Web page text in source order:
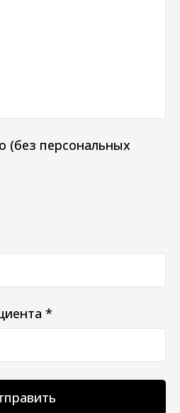
(без персональных
*